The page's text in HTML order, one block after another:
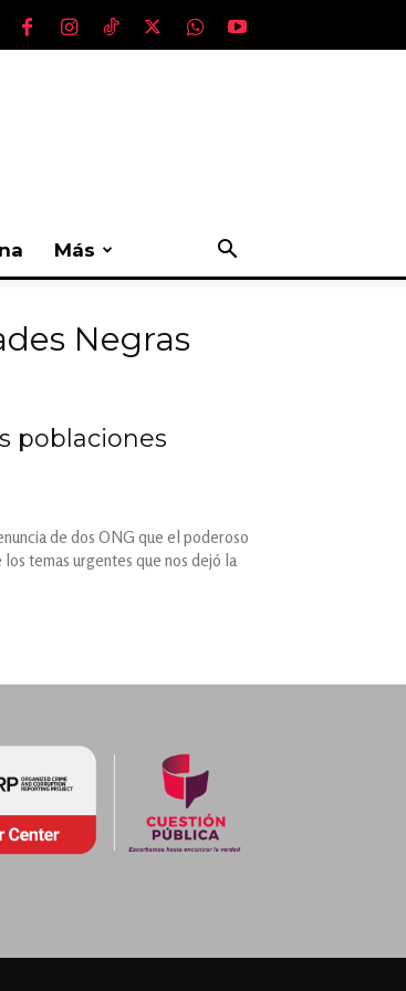
Más
Negras
poblaciones
de dos ONG que el poderoso
temas urgentes que nos dejó la